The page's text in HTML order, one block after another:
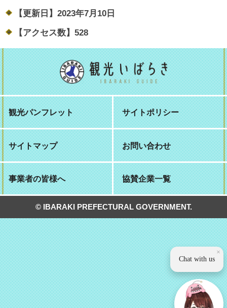
【更新日】 2023年7月10日
【アクセス数】 528
観光パンフレット サイトポリシー
サイトマップ お問い合わせ
事業者の皆様へ 協賛企業一覧
© IBARAKI PREFECTURAL GOVERNMENT.
×
Chat with us